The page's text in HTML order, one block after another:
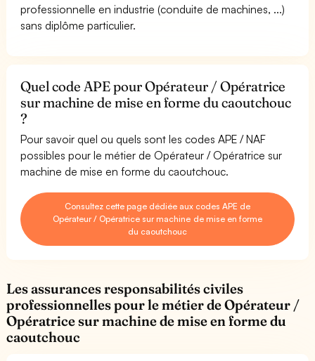
professionnelle en industrie (conduite de machines, ...)
sans diplôme particulier.
Quel code APE pour Opérateur / Opératrice
sur machine de mise en forme du caoutchouc
?
Pour savoir quel ou quels sont les codes APE / NAF
possibles pour le métier de Opérateur / Opératrice sur
machine de mise en forme du caoutchouc.
Consultez cette page dédiée aux codes APE de
Opérateur / Opératrice sur machine de mise en forme
du caoutchouc
Les assurances responsabilités civiles
professionnelles pour le métier de Opérateur /
Opératrice sur machine de mise en forme du
caoutchouc